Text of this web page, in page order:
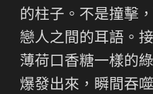
的柱子。不是撞擊
戀人之間的耳語。
薄荷口香糖一樣的
爆發出來，瞬間吞